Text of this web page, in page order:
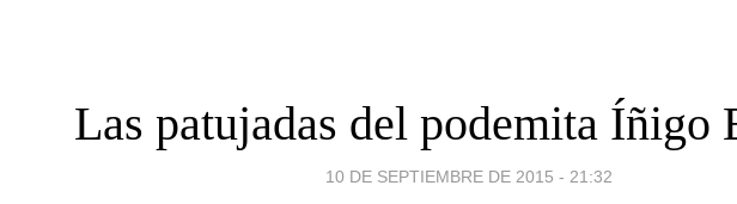
Las patujadas del podemita Íñigo
10 DE SEPTIEMBRE DE 2015 - 21:32